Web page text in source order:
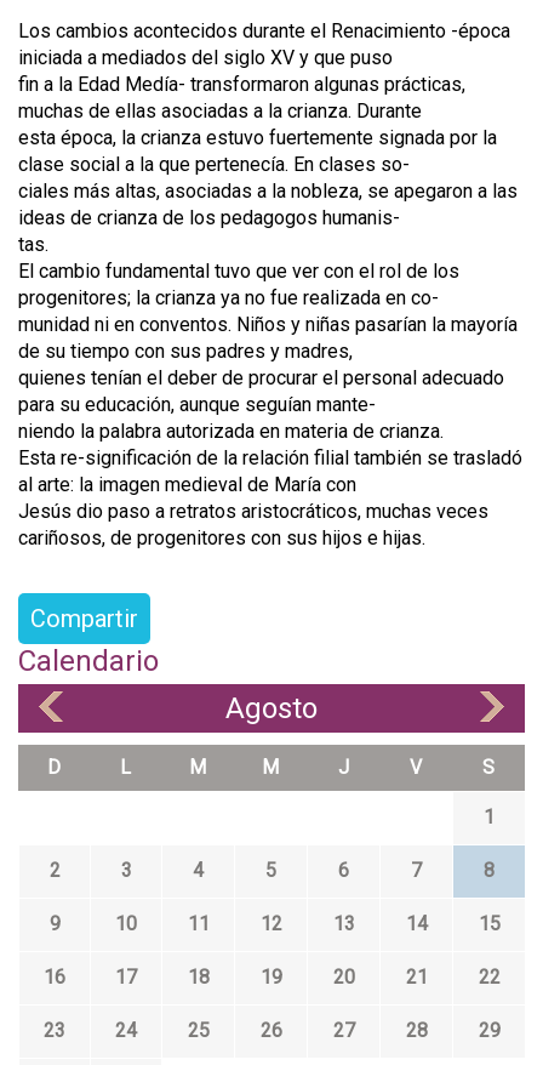
Los cambios acontecidos durante el Renacimiento -época
iniciada a mediados del siglo XV y que puso
fin a la Edad Medía- transformaron algunas prácticas,
muchas de ellas asociadas a la crianza. Durante
esta época, la crianza estuvo fuertemente signada por la
clase social a la que pertenecía. En clases so-
ciales más altas, asociadas a la nobleza, se apegaron a las
ideas de crianza de los pedagogos humanis-
tas.
El cambio fundamental tuvo que ver con el rol de los
progenitores; la crianza ya no fue realizada en co-
munidad ni en conventos. Niños y niñas pasarían la mayoría
de su tiempo con sus padres y madres,
quienes tenían el deber de procurar el personal adecuado
para su educación, aunque seguían mante-
niendo la palabra autorizada en materia de crianza.
Esta re-significación de la relación filial también se trasladó
al arte: la imagen medieval de María con
Jesús dio paso a retratos aristocráticos, muchas veces
cariñosos, de progenitores con sus hijos e hijas.
Compartir
Calendario
Agosto
D L M M J V S
1
2 3 4 5 6 7 8
9 10 11 12 13 14 15
16 17 18 19 20 21 22
23 24 25 26 27 28 29